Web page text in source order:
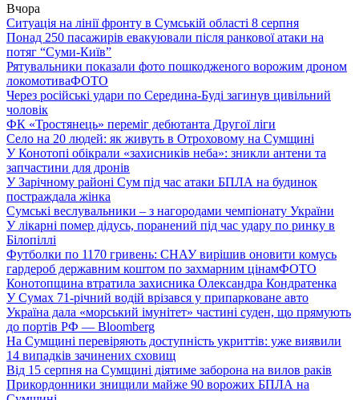
Вчора
Ситуація на лінії фронту в Сумській області 8 серпня
Понад 250 пасажирів евакуювали після ранкової атаки на
потяг “Суми-Київ”
Рятувальники показали фото пошкодженого ворожим дроном
локомотиваФОТО
Через російські удари по Середина-Буді загинув цивільний
чоловік
ФК «Тростянець» переміг дебютанта Другої ліги
Село на 20 людей: як живуть в Отроховому на Сумщині
У Конотопі обікрали «захисників неба»: зникли антени та
запчастини для дронів
У Зарічному районі Сум під час атаки БПЛА на будинок
постраждала жінка
Сумські веслувальники – з нагородами чемпіонату України
У лікарні помер дідусь, поранений під час удару по ринку в
Білопіллі
Футболки по 1170 гривень: СНАУ вирішив оновити комусь
гардероб державним коштом по захмарним цінамФОТО
Конотопщина втратила захисника Олександра Кондратенка
У Сумах 71-річний водій врізався у припарковане авто
Україна дала «морський імунітет» частині суден, що прямують
до портів РФ — Bloomberg
На Сумщині перевіряють доступність укриттів: уже виявили
14 випадків зачинених сховищ
Від 15 серпня на Сумщині діятиме заборона на вилов раків
Прикордонники знищили майже 90 ворожих БПЛА на